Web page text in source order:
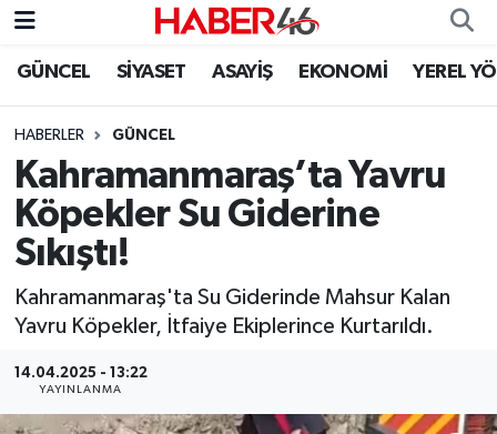
GÜNCEL SİYASET ASAYİŞ EKONOMİ YEREL
HABERLER GÜNCEL
Kahramanmaraş’ta Yavru
Köpekler Su Giderine
Sıkıştı!
Kahramanmaraş'ta Su Giderinde Mahsur Kalan
Yavru Köpekler, İtfaiye Ekiplerince Kurtarıldı.
14.04.2025 - 13:22
YAYINLANMA
GÜNCEL
SİYASET
EKONOMİ
SPOR
YAŞAM
TEKNOLOJİ
SAĞLIK
Nöbetçi Eczaneler
Hava Durumu
Kahramanmaraş Namaz Vakitleri
Trafik Durumu
Süper Lig Puan Durumu ve Fikstür
Tüm Manşetler
Son Dakika Haberleri